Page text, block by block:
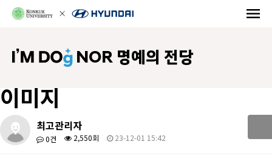
NOR 명예의 전당
이미지
최고관리자
0건 2,550회 23-12-01 15:42